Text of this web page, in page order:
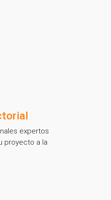
expertos
proyecto a la